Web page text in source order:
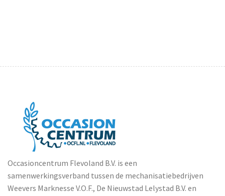
Occasioncentrum Flevoland B.V. is een
samenwerkingsverband tussen de mechanisatiebedrijven
Weevers Marknesse V.O.F., De Nieuwstad Lelystad B.V. en